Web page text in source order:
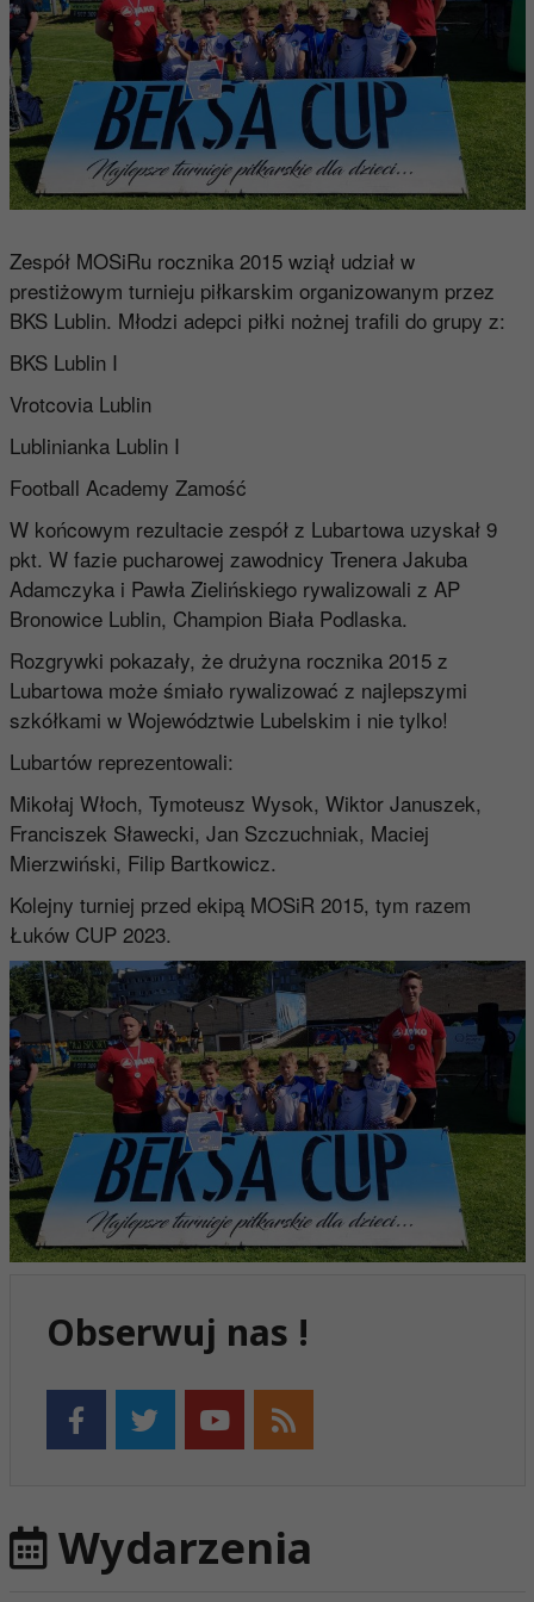
Zespół MOSiRu rocznika 2015 wziął udział w
prestiżowym turnieju piłkarskim organizowanym przez
BKS Lublin. Młodzi adepci piłki nożnej trafili do grupy z:
BKS Lublin I
Vrotcovia Lublin
Lublinianka Lublin I
Football Academy Zamość
W końcowym rezultacie zespół z Lubartowa uzyskał 9
pkt. W fazie pucharowej zawodnicy Trenera Jakuba
Adamczyka i Pawła Zielińskiego rywalizowali z AP
Bronowice Lublin, Champion Biała Podlaska.
Rozgrywki pokazały, że drużyna rocznika 2015 z
Lubartowa może śmiało rywalizować z najlepszymi
szkółkami w Województwie Lubelskim i nie tylko!
Lubartów reprezentowali:
Mikołaj Włoch, Tymoteusz Wysok, Wiktor Januszek,
Franciszek Sławecki, Jan Szczuchniak, Maciej
Mierzwiński, Filip Bartkowicz.
Kolejny turniej przed ekipą MOSiR 2015, tym razem
Łuków CUP 2023.
Obserwuj nas !
Wydarzenia